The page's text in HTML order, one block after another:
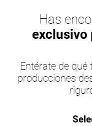
Has
exclusivo
Entérate de
producciones